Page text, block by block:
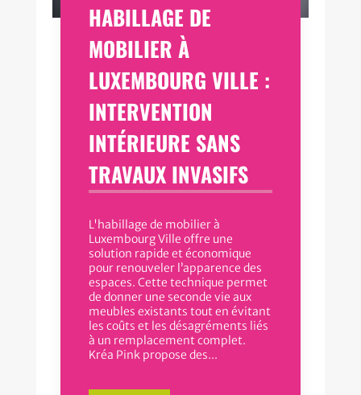
HABILLAGE DE
MOBILIER À
LUXEMBOURG VILLE :
INTERVENTION
INTÉRIEURE SANS
TRAVAUX INVASIFS
L'habillage de mobilier à
Luxembourg Ville offre une
solution rapide et économique
pour renouveler l’apparence des
espaces. Cette technique permet
de donner une seconde vie aux
meubles existants tout en évitant
les coûts et les désagréments liés
à un remplacement complet.
Kréa Pink propose des...